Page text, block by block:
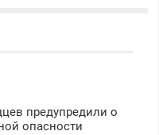
денежная
предупредили о
опасности